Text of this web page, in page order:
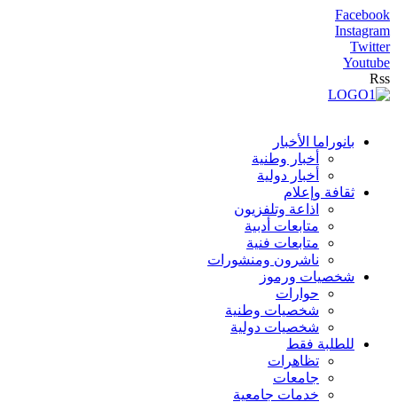
Facebook
Instagram
Twitter
Youtube
Rss
بانوراما الأخبار
أخبار وطنية
أخبار دولية
ثقافة وإعلام
اذاعة وتلفزيون
متابعات أدبية
متابعات فنية
ناشرون ومنشورات
شخصيات ورموز
حوارات
شخصيات وطنية
شخصيات دولية
للطلبة فقط
تظاهرات
جامعات
خدمات جامعية